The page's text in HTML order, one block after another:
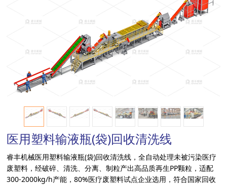
a
r
c
h
医用塑料输液瓶(袋)回收清洗线
睿丰机械医用塑料输液瓶(袋)回收清洗线，全自动处理未被污染医疗
废塑料，经破碎、清洗、分离、制粒产出高品质再生PP颗粒，适配
300-2000kg/h产能，80%医疗废塑料试点企业选用，符合国家回收